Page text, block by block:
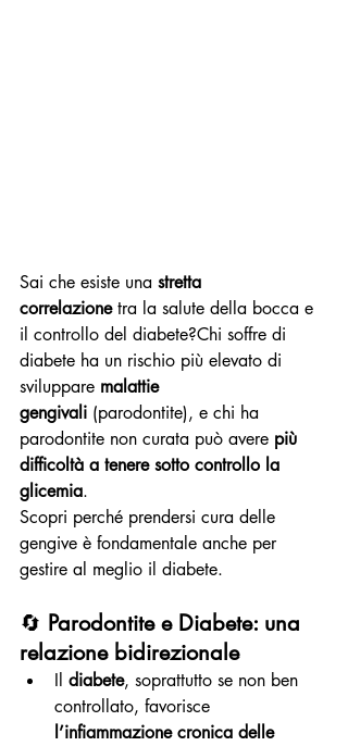
Sai che esiste una stretta
correlazione tra la salute della bocca e
il controllo del diabete?Chi soffre di
diabete ha un rischio più elevato di
sviluppare malattie
gengivali (parodontite), e chi ha
parodontite non curata può avere più
difficoltà a tenere sotto controllo la
glicemia.
Scopri perché prendersi cura delle
gengive è fondamentale anche per
gestire al meglio il diabete.
🔄 Parodontite e Diabete: una
relazione bidirezionale
Il diabete, soprattutto se non ben
controllato, favorisce
l’infiammazione cronica delle